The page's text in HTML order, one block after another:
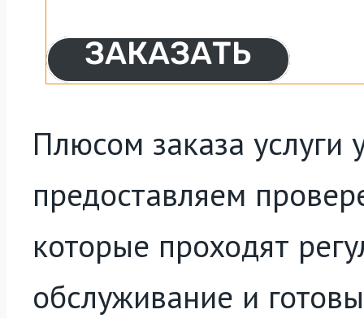
ЗАКАЗАТЬ
Плюсом заказа услуги
предоставляем
которые проходят
обслуживание и